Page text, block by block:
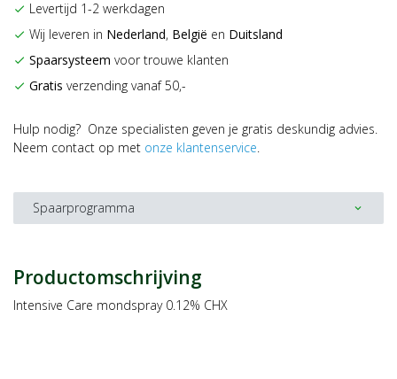
check Levertijd 1-2 werkdagen
check Wij leveren in Nederland, België en Duitsland
check Spaarsysteem voor trouwe klanten
check Gratis verzending vanaf 50,-
Hulp nodig? Onze specialisten geven je gratis deskundig advies.
Neem contact op met onze klantenservice.
Spaarprogramma expand_more
Productomschrijving
Intensive Care mondspray 0.12% CHX